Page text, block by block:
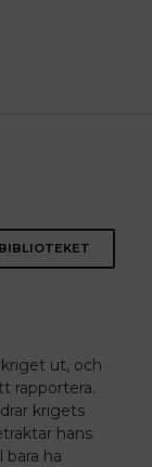
ut, och
rapportera.
krigets
hans
bara ha